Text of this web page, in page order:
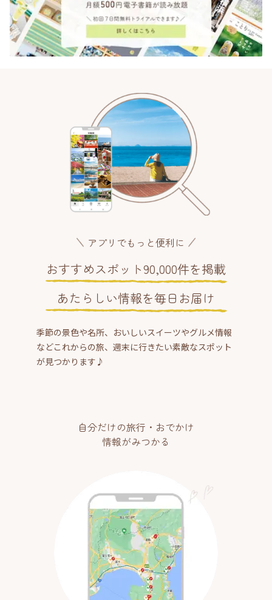
アプリでもっと便利に
おすすめスポット90,000件を掲載
あたらしい情報を毎日お届け
季節の景色や名所、おいしいスイーツやグルメ情報
などこれからの旅、週末に行きたい素敵なスポット
が見つかります♪
自分だけの旅行・おでかけ
情報がみつかる